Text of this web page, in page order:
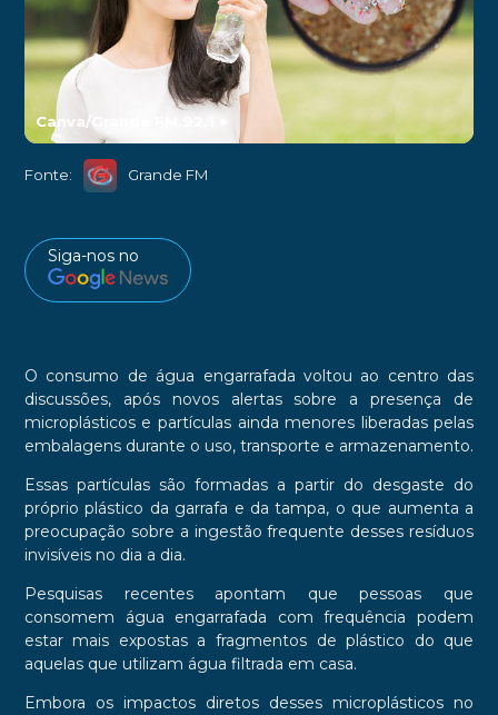
Canva/Grande FM 92,1
Fonte: Grande FM
Siga-nos no
O consumo de água engarrafada voltou ao centro das
discussões, após novos alertas sobre a presença de
microplásticos e partículas ainda menores liberadas pelas
embalagens durante o uso, transporte e armazenamento.
Essas partículas são formadas a partir do desgaste do
próprio plástico da garrafa e da tampa, o que aumenta a
preocupação sobre a ingestão frequente desses resíduos
invisíveis no dia a dia.
Pesquisas recentes apontam que pessoas que
consomem água engarrafada com frequência podem
estar mais expostas a fragmentos de plástico do que
aquelas que utilizam água filtrada em casa.
Embora os impactos diretos desses microplásticos no